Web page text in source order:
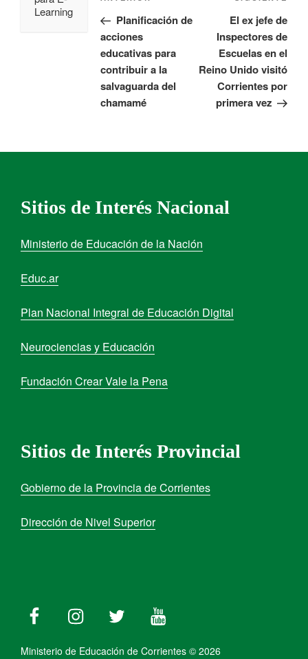
Planificación de
acciones
educativas para
contribuir a la
salvaguarda del
chamamé
El ex jefe de
Inspectores de
Escuelas en el
Reino Unido visitó
Corrientes por
primera vez
Learning
Sitios de Interés Nacional
Ministerio de Educación de la Nación
Educ.ar
Plan Nacional Integral de Educación Digital
Neurociencias y Educación
Fundación Crear Vale la Pena
Sitios de Interés Provincial
Gobierno de la Provincia de Corrientes
Dirección de Nivel Superior
Ministerio de Educación de Corrientes © 2026